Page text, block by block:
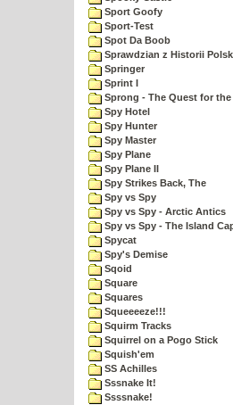
Sport Goofy
Sport-Test
Spot Da Boob
Sprawdzian z Historii
Springer
Sprint I
Sprong - The Quest for
Spy Hotel
Spy Hunter
Spy Master
Spy Plane
Spy Plane II
Spy Strikes Back, The
Spy vs Spy
Spy vs Spy - Arctic Antics
Spy vs Spy - The Island
Spycat
Spy's Demise
Sqoid
Square
Squares
Squeeeeze!!!
Squirm Tracks
Squirrel on a Pogo Stick
Squish'em
SS Achilles
Sssnake It!
Ssssnake!